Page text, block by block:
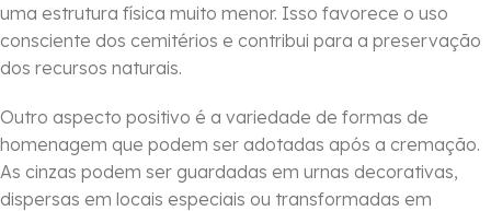
uma estrutura física muito menor. Isso favorece o uso
consciente dos cemitérios e contribui para a preservação
dos recursos naturais.
Outro aspecto positivo é a variedade de formas de
homenagem que podem ser adotadas após a cremação.
As cinzas podem ser guardadas em urnas decorativas,
dispersas em locais especiais ou transformadas em